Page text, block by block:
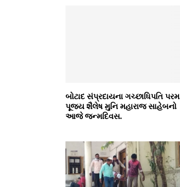
બોટાદ સંપ્રદાયના ગચ્છાધિપતિ પરમ
પૂજ્ય શૈલેષ મુનિ મહારાજ સાહેબનો
આજે જન્મદિવસ.